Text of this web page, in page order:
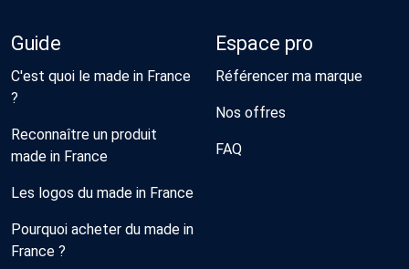
Guide
C'est quoi le made in France
?
Reconnaître un produit
made in France
Les logos du made in France
Pourquoi acheter du made in
France ?
Espace pro
Référencer ma marque
Nos offres
FAQ